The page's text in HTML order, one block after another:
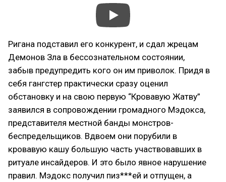
Ригана подставил его конкурент, и сдал жрецам
Демонов Зла в бессознательном состоянии,
забыв предупредить кого он им приволок. Придя в
себя гангстер практически сразу оценил
обстановку и на свою первую “Кровавую Жатву”
заявился в сопровождении громадного Мэдокса,
представителя местной банды монстров-
беспредельщиков. Вдвоем они порубили в
кровавую кашу большую часть участвовавших в
ритуале инсайдеров. И это было явное нарушение
правил. Мэдокс получил пиз***ей и отпущен, а